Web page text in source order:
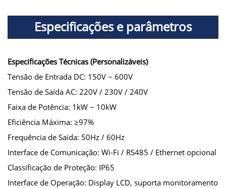
Especificações e parâmetros
Especificações Técnicas (Personalizáveis)
Tensão de Entrada DC: 150V ~ 600V
Tensão de Saída AC: 220V / 230V / 240V
Faixa de Potência: 1kW ~ 10kW
Eficiência Máxima: ≥97%
Frequência de Saída: 50Hz / 60Hz
Interface de Comunicação: Wi-Fi / RS485 / Ethernet opcional
Classificação de Proteção: IP65
Interface de Operação: Display LCD, suporta monitoramento